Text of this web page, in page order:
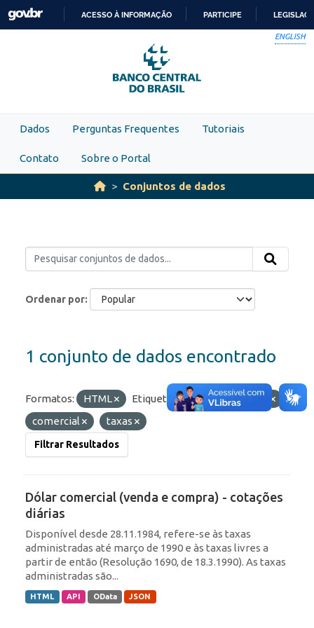
Skip to main content
PARA
O
CONTEÚDO
ACESSO À INFORMAÇÃO PARTICIPE
ENGLISH
Dados Perguntas Frequentes Tutoriais
Contato Sobre o Portal
Conjuntos de dados
Ordenar por
1 conjunto de dados encontrado
Formatos: HTML Etiquetas: ptax
diárias
comercial
taxas
Filtrar Resultados
Dólar comercial (venda e compra) - cotações
diárias
Disponível desde 28.11.1984, refere-se às taxas
administradas até março de 1990 e às taxas livres a
partir de então (Resolução 1690, de 18.3.1990). As taxas
administradas são...
HTML API OData JSON